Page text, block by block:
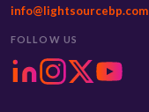
info@lightsourcebp.com
FOLLOW US